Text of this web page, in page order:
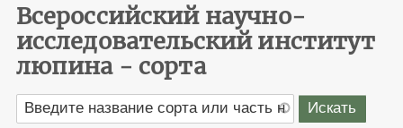
Всероссийский научно-
исследовательский институт
люпина - сорта